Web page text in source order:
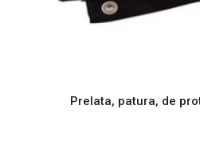
Prelata, patura, de